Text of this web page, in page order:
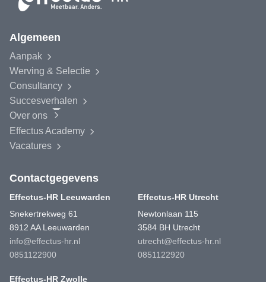
Algemeen
Aanpak
Werving & Selectie
Consultancy
Succesverhalen
Over ons
EffectusAcademy
Vacatures
Contactgegevens
Effectus-HR Leeuwarden
Snekertrekweg 61
8912 AA Leeuwarden
info@effectus-hr.nl
0851122900
Effectus-HR Utrecht
Newtonlaan 115
3584 BH Utrecht
utrecht@effectus-hr.nl
0851122920
Effectus-HR Zwolle